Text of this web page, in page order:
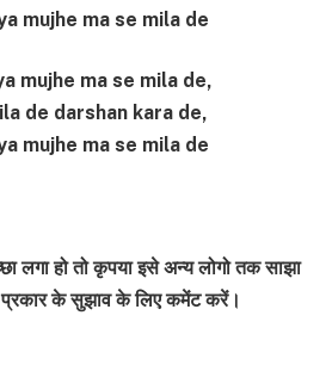
mujhe ma se mila de
mujhe ma se mila de,
de darshan kara de,
mujhe ma se mila de
लगा हो तो कृपया इसे अन्य लोगो तक साझा
प्रकार के सुझाव के लिए कमेंट करें।